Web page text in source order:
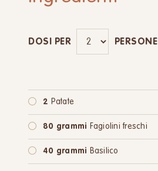
DOSI PER PERSONE
2 Patate
80 grammi Fagiolini freschi
40 grammi Basilico